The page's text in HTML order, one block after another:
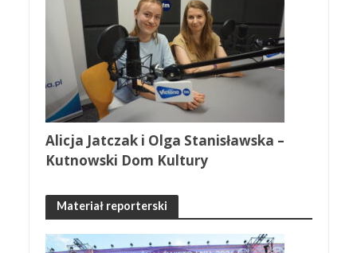
Alicja Jatczak i Olga Stanisławska –
Kutnowski Dom Kultury
Materiał reporterski